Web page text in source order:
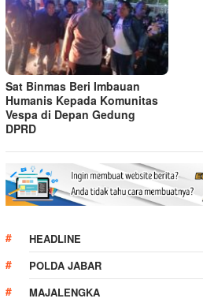
Sat Binmas Beri Imbauan
Humanis Kepada Komunitas
Vespa di Depan Gedung
DPRD
HEADLINE
POLDA JABAR
MAJALENGKA